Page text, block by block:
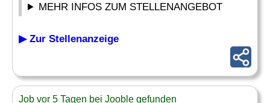
MEHR INFOS ZUM STELLENANGEBOT
▶ Zur Stellenanzeige
Job vor 5 Tagen bei Jooble gefunden